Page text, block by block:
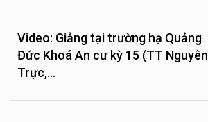
Video: Giảng tại trường hạ Quảng
Đức Khoá An cư kỳ 15 (TT Nguyên
Trực,...